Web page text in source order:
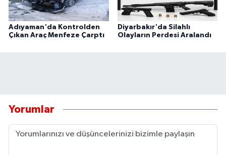
Adıyaman'da Kontrolden
Çıkan Araç Menfeze Çarptı
Diyarbakır'da Silahlı
Olayların Perdesi Aralandı
Yorumlar